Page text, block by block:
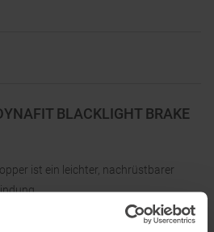
BLACKLIGHT BRAKE
ist ein leichter, nachrüstbarer